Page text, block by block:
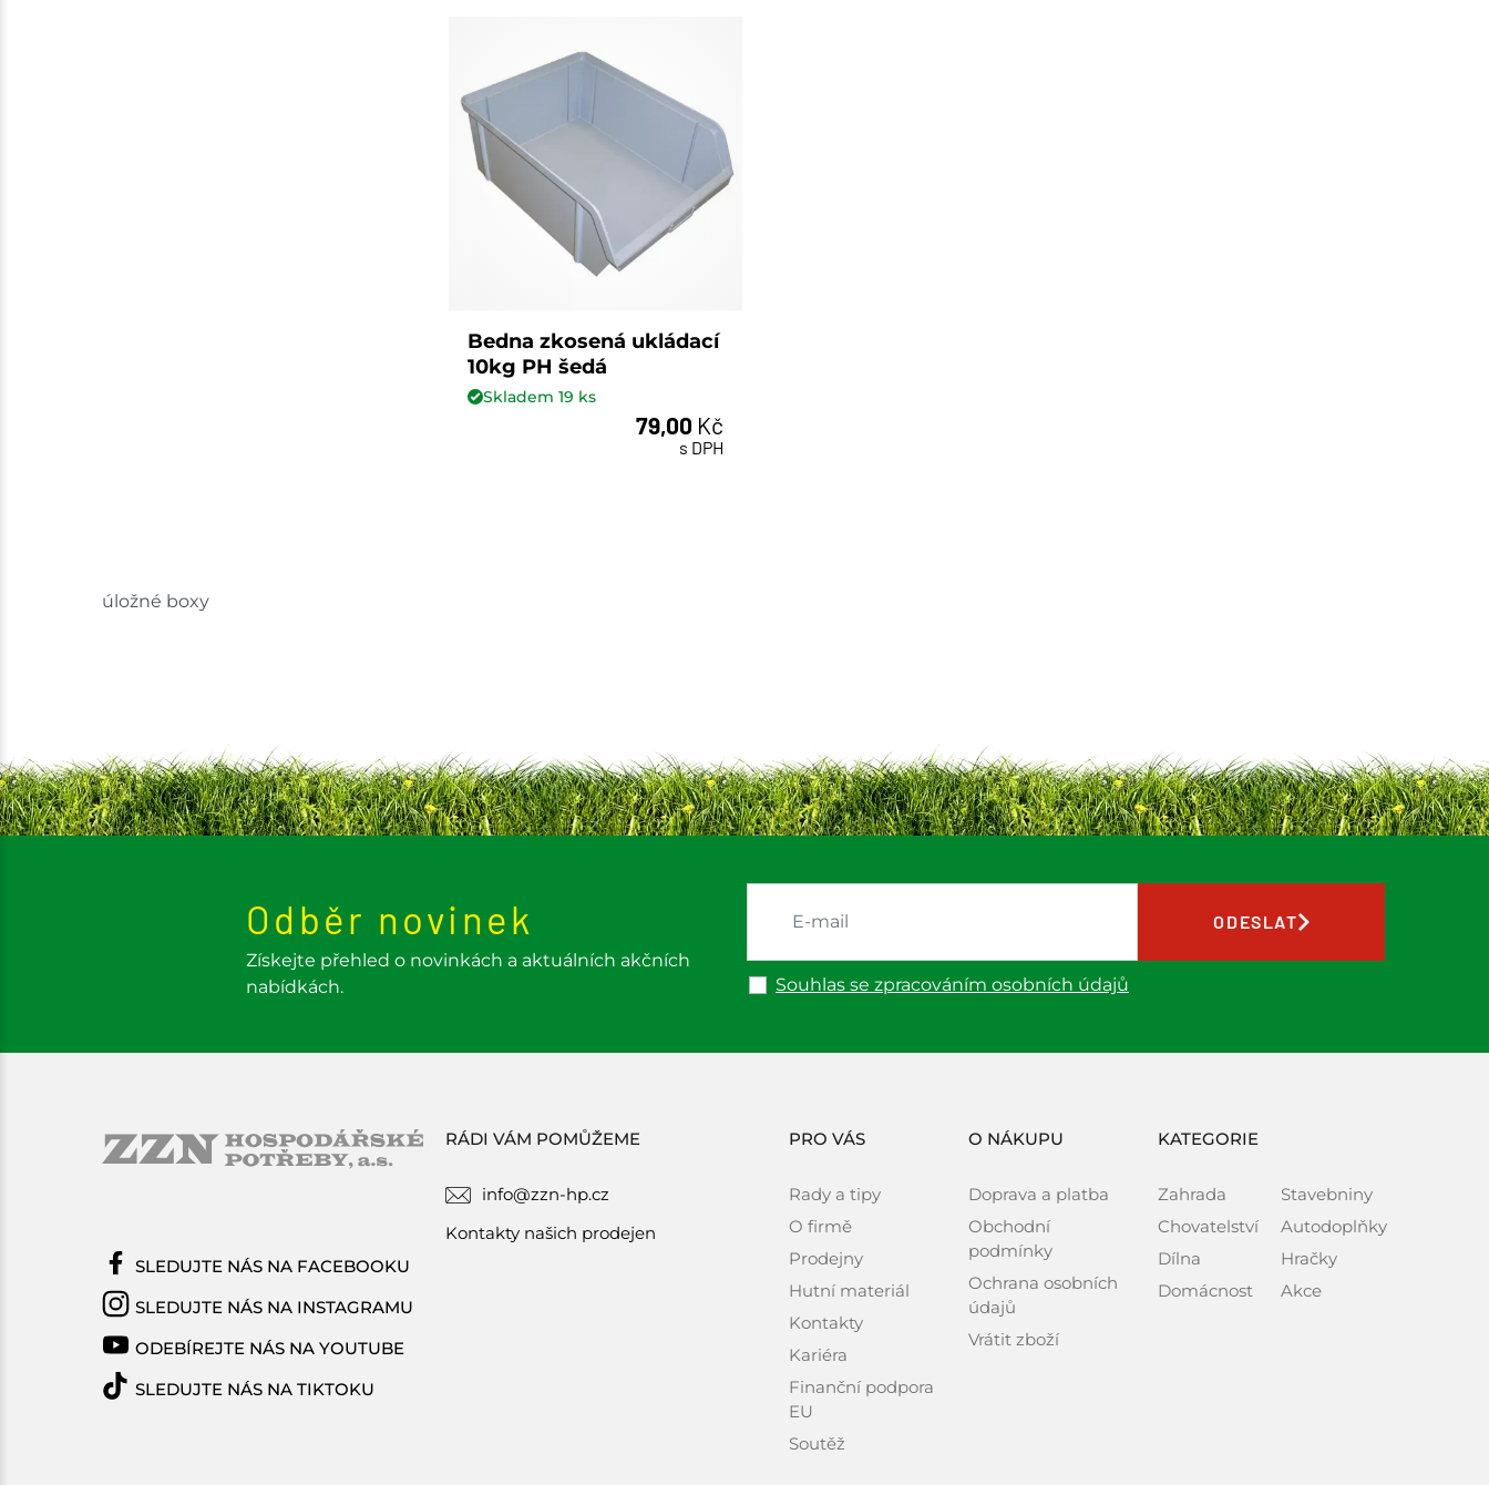
úložné boxy
Bedna zkosená ukládací
10kg PH šedá
Skladem19 ks
79,00 Kč
s DPH
Odběr novinek
Získejte přehled o novinkách a aktuálních akčních
nabídkách.
Souhlas se zpracováním osobních údajů
ODESLAT
RÁDI VÁM POMŮŽEME
info@zzn-hp.cz
Kontakty našich prodejen
PRO VÁS
Rady a tipy
O firmě
Prodejny
Hutní materiál
Kontakty
Kariéra
Finanční podpora
EU
Soutěž
O NÁKUPU
Doprava a platba
Obchodní
podmínky
Ochrana osobních
údajů
Vrátit zboží
KATEGORIE
Zahrada
Chovatelství
Dílna
Domácnost
Stavebniny
Autodoplňky
Hračky
Akce
SLEDUJTE NÁS NA FACEBOOKU
SLEDUJTE NÁS NA INSTAGRAMU
ODEBÍREJTE NÁS NA YOUTUBE
SLEDUJTE NÁS NA TIKTOKU